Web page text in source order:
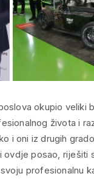
okupio veliki
života i
i oni iz drugih
ovdje posao, riješiti
profesionalnu